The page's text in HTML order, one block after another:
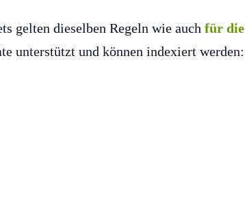
gelten dieselben Regeln wie auch für die
unterstützt und können indexiert werden: